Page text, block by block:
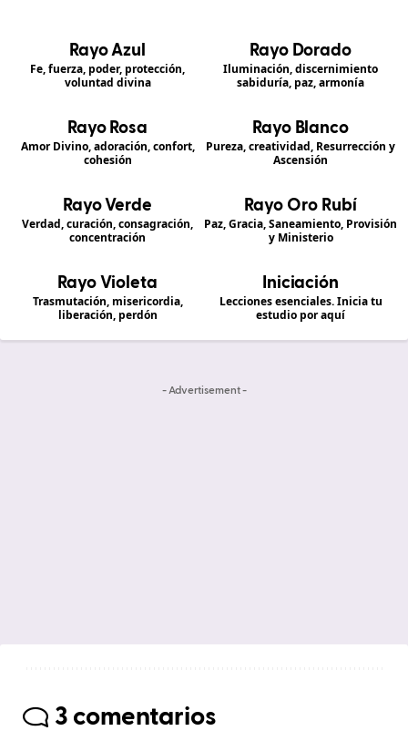
Rayo Azul
Fe, fuerza, poder, protección,
voluntad divina
Rayo Dorado
Iluminación, discernimiento
sabiduría, paz, armonía
Rayo Rosa
Amor Divino, adoración, confort,
cohesión
Rayo Blanco
Pureza, creatividad, Resurrección y
Ascensión
Rayo Verde
Verdad, curación, consagración,
concentración
Rayo Oro Rubí
Paz, Gracia, Saneamiento, Provisión
y Ministerio
Rayo Violeta
Trasmutación, misericordia,
liberación, perdón
Iniciación
Lecciones esenciales. Inicia tu
estudio por aquí
- Advertisement -
3 comentarios